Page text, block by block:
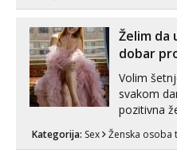
Želim da
dobar
Volim
svakom
pozitivna
može i
Kategorija: Sex Ženska osoba